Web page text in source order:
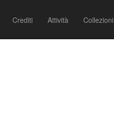
Crediti Attività Collezioni